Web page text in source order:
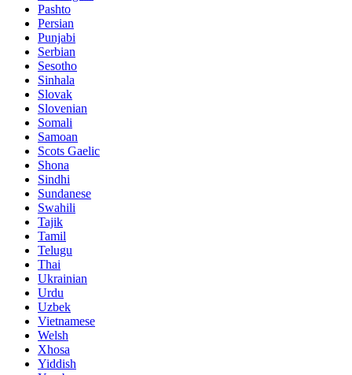
Pashto
Persian
Punjabi
Serbian
Sesotho
Sinhala
Slovak
Slovenian
Somali
Samoan
Scots Gaelic
Shona
Sindhi
Sundanese
Swahili
Tajik
Tamil
Telugu
Thai
Ukrainian
Urdu
Uzbek
Vietnamese
Welsh
Xhosa
Yiddish